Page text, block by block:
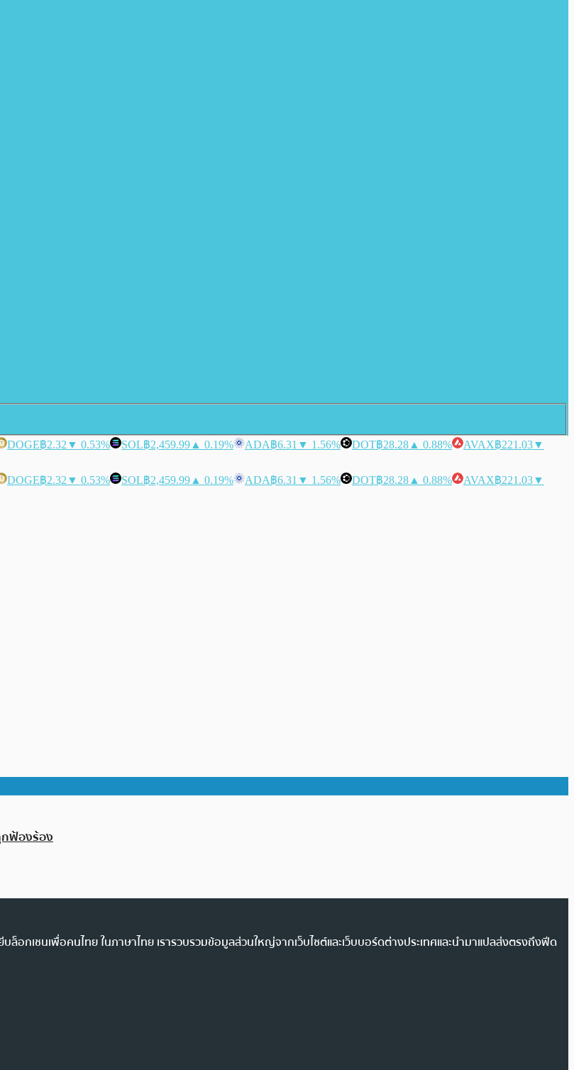
DOGE฿2.32 ▼ 0.53% SOL฿2,459.99 ▲ 0.19% ADA฿6.31 ▼ 1.56% DOT฿28.28 ▲ 0.88% AVAX฿221.03▼
DOGE฿2.32 ▼ 0.53% SOL฿2,459.99 ▲ 0.19% ADA฿6.31 ▼ 1.56% DOT฿28.28 ▲ 0.88% AVAX฿221.03▼
กฟ้องร้อง
อกเชนเพื่อคนไทย ในภาษาไทย เรารวบรวมข้อมูลส่วนใหญ่จากเว็บไซต์และเว็บบอร์ดต่างประเทศและนำมาแปลส่งตรงถึงฟีด